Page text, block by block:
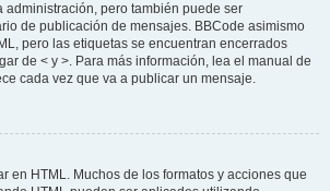
administración, pero también puede ser
de publicación de mensajes. BBCode asimismo
pero las etiquetas se encuentran encerrados
de < y >. Para más información, lea el manual de
cada vez que va a publicar un mensaje.
en HTML. Muchos de los formatos y acciones que